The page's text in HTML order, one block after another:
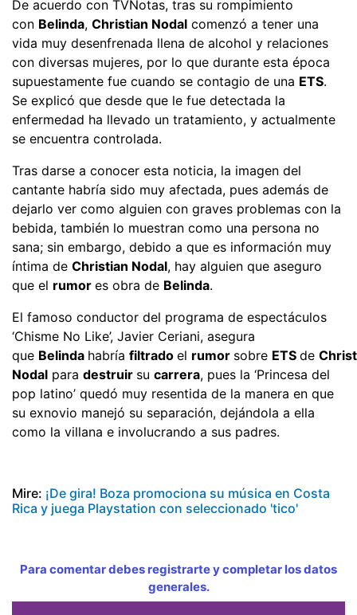
De acuerdo con TVNotas, tras su rompimiento
con Belinda, Christian Nodal comenzó a tener una
vida muy desenfrenada llena de alcohol y relaciones
con diversas mujeres, por lo que durante esta época
supuestamente fue cuando se contagio de una ETS.
Se explicó que desde que le fue detectada la
enfermedad ha llevado un tratamiento, y actualmente
se encuentra controlada.
Tras darse a conocer esta noticia, la imagen del
cantante habría sido muy afectada, pues además de
dejarlo ver como alguien con graves problemas con la
bebida, también lo muestran como una persona no
sana; sin embargo, debido a que es información muy
íntima de Christian Nodal, hay alguien que aseguro
que el rumor es obra de Belinda.
El famoso conductor del programa de espectáculos
‘Chisme No Like’, Javier Ceriani, asegura
que Belinda habría filtrado el rumor sobre ETS de
Nodal para destruir su carrera, pues la ‘Princesa del
pop latino’ quedó muy resentida de la manera en que
su exnovio manejó su separación, dejándola a ella
como la villana e involucrando a sus padres.
Mire: ¡De gira! Boza promociona su música en Costa
Rica y juega Playstation con seleccionado 'tico'
Para comentar debes registrarte y completar los datos
generales.